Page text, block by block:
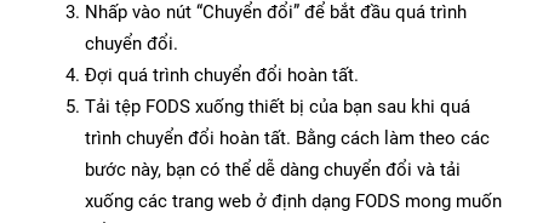
Nhấp vào nút “Chuyển đổi” để bắt đầu quá trình
chuyển đổi.
Đợi quá trình chuyển đổi hoàn tất.
Tải tệp FODS xuống thiết bị của bạn sau khi quá
trình chuyển đổi hoàn tất. Bằng cách làm theo các
bước này, bạn có thể dễ dàng chuyển đổi và tải
xuống các trang web ở định dạng FODS mong muốn